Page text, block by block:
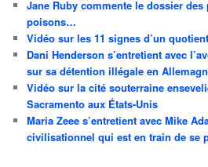
Jane Ruby commente le dossier
poisons…
Vidéo sur les 11 signes d’un
Dani Henderson s’entretient avec
sur sa détention illégale en
Vidéo sur la cité souterraine
Sacramento aux États-Unis
Maria Zeee s’entretient avec Mike
civilisationnel qui est en train de se